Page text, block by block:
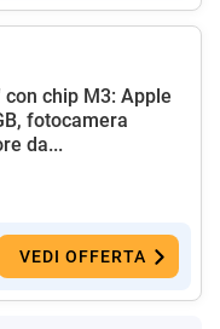
chip M3: Apple
fotocamera
da...
VEDI OFFERTA